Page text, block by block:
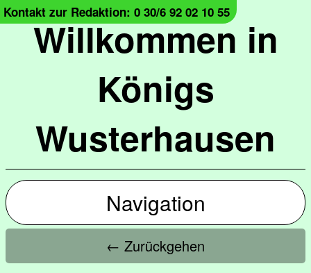
Willkommen in
Königs
Wusterhausen
Kontakt zur Redaktion: 0 30/6 92 02 10 55
Navigation
← Zurückgehen